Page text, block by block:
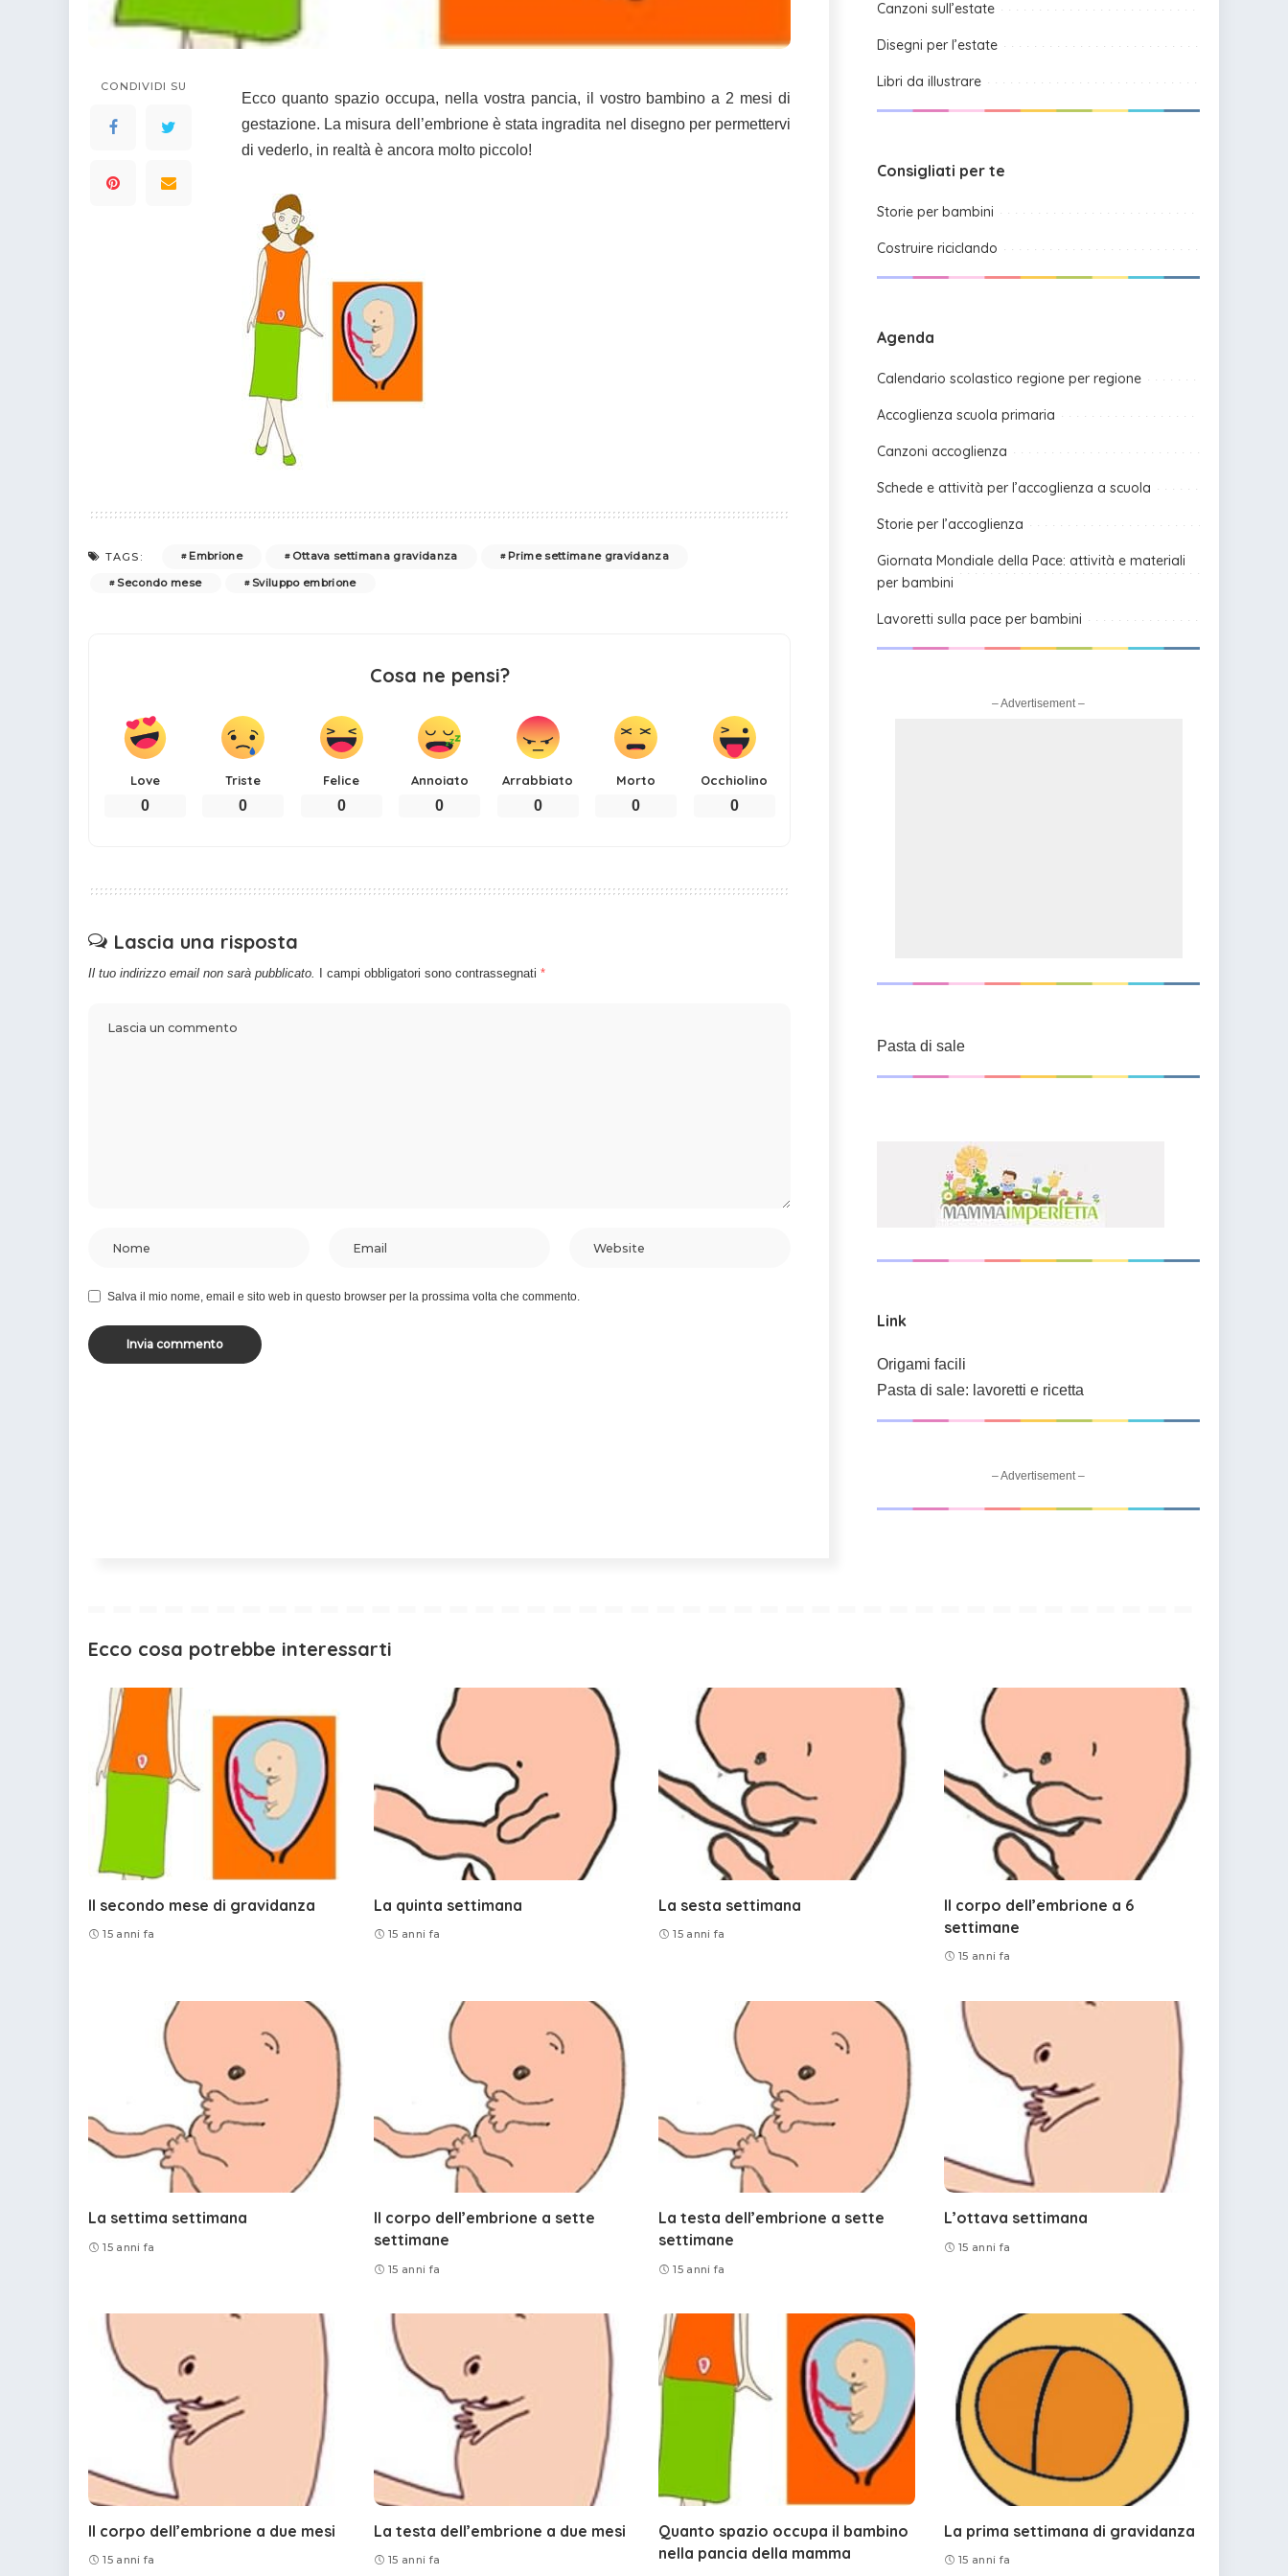
colorare
Supereroi da colorare
colorare
Disegni per il catechismo
Indovinelli per bambini
CONDIVIDI SU
Ecco quanto spazio occupa, nella vostra pancia, il vostro bambino a 2 mesi di
gestazione. La misura dell’embrione è stata ingradita nel disegno per permettervi
di vederlo, in realtà è ancora molto piccolo!
TAGS: Embrione Ottava settimana gravidanza
Prime settimane gravidanza
Secondo mese
Sviluppo embrione
Cosa ne pensi?
Love
0
Triste
0
Felice
0
Annoiato
0
Arrabbiato
0
Morto
0
Occhiolino
0
Lascia una risposta
Il tuo indirizzo email non sarà pubblicato. I campi obbligatori sono contrassegnati *
Salva il mio nome, email e sito web in questo browser per la prossima volta che commento.
Canzoni sull’estate
Disegni per l’estate
Libri da illustrare
Consigliati per te
Storie per bambini
Costruire riciclando
Agenda
Calendario scolastico regione per regione
Accoglienza scuola primaria
Canzoni accoglienza
Schede e attività per l’accoglienza a scuola
Storie per l’accoglienza
Giornata Mondiale della Pace: attività e materiali
per bambini
Lavoretti sulla pace per bambini
– Advertisement –
Pasta di sale
Link
Origami facili
Pasta di sale: lavoretti e ricetta
– Advertisement –
Ecco cosa potrebbe interessarti
Il secondo mese di gravidanza
15 anni fa
La quinta settimana
15 anni fa
La sesta settimana
15 anni fa
Il corpo dell’embrione a 6
settimane
15 anni fa
La settima settimana
15 anni fa
Il corpo dell’embrione a sette
settimane
15 anni fa
La testa dell’embrione a sette
settimane
15 anni fa
L’ottava settimana
15 anni fa
Il corpo dell’embrione a due mesi
15 anni fa
La testa dell’embrione a due mesi
15 anni fa
Quanto spazio occupa il bambino
nella pancia della mamma
La prima settimana di gravidanza
15 anni fa